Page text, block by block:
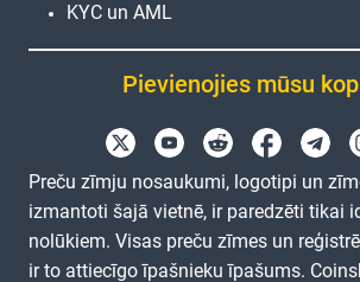
KYC un AML
Pievienojies mūsu
Preču zīmju nosaukumi, logotipi un
izmantoti šajā vietnē, ir paredzēti tikai
nolūkiem. Visas preču zīmes un
ir to attiecīgo īpašnieku īpašums.